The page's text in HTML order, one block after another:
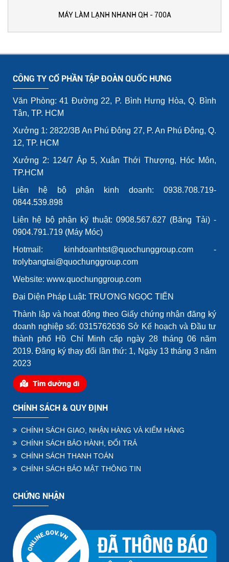
MÁY LÀM LẠNH NHANH QH - 700A
CÔNG TY CỔ PHẦN TẬP ĐOÀN QUỐC HƯNG
Văn Phòng: 41 Đường 22, P. Bình Hưng Hòa, Q. Bình
Tân, TP. HCM
Xưởng 1: 2822/3B An Phú Đông 27, P. An Phú Đông, Q.
12, TP. HCM
Xưởng 2: 124/7 Áp 5, Xuân Thới Thượng, Hóc Môn,
TP.HCM
Liên hệ bộ phận kinh doanh: 0938.708.719-
0844.539.898
Liên hệ bộ phận kỹ thuật: 0908.567.627 (Băng Tải) -
0904.791.719 (Máy Móc)
Hotmail: kinhdoanhtst@quochunggroup.com -
trolybangtai@quochunggroup.com
Website: www.quochunggroup.com
Đại Diện Pháp Luật: TRƯƠNG NGỌC TIẾN
Thành lập và hoạt động theo Giấy chứng nhận đăng ký
doanh nghiệp số: 0315762636 Sở Kế hoạch và Đầu tư
thành phố Hồ Chí Minh cấp ngày 28 tháng 06 năm
2019. Đăng ký thay đổi lần thứ: 1, Ngày 13 tháng 3 năm
2023
CHÍNH SÁCH & QUY ĐỊNH
CHÍNH SÁCH GIAO, NHẬN HÀNG VÀ KIỂM HÀNG
CHÍNH SÁCH BẢO HÀNH, ĐỔI TRẢ
CHÍNH SÁCH THANH TOÁN
CHÍNH SÁCH BẢO MẬT THÔNG TIN
CHỨNG NHẬN